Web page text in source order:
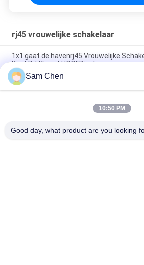
rj45 vrouwelijke schakelaar
1x1 gaat de havenrj45 Vrouwelijke
Kant RJ45 met HOOFDjack in
4 havenrj45 8P8C Vrouwelijke Hefboom
90 Graadtussenvoegsel met Beschermd
De beschermde Vrouwelijke Schakelaar
Sam Chen
10:50 PM
Good day, what product are you looking